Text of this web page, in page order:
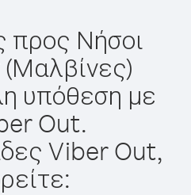
προς Νήσοι
υπόθεση με
Out.
Viber Out,